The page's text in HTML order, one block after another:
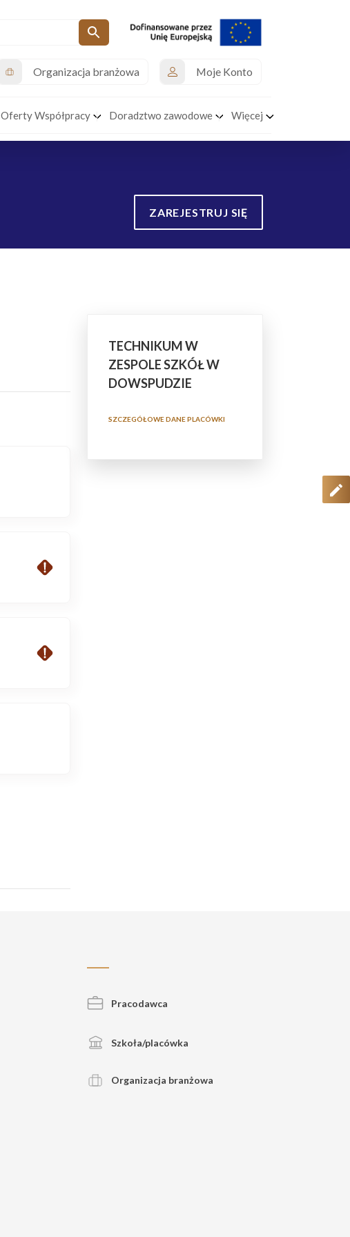
Organizacja branżowa Moje Konto
Oferty Współpracy Doradztwo zawodowe Więcej
ZAREJESTRUJ SIĘ
TECHNIKUM W
ZESPOLE SZKÓŁ W
DOWSPUDZIE
SZCZEGÓŁOWE DANE PLACÓWKI
Pracodawca
Szkoła/placówka
Organizacja branżowa